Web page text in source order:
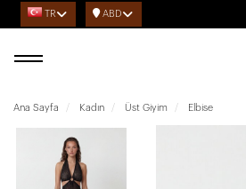
TR ABD
Ana Sayfa Kadın Üst Giyim Elbise